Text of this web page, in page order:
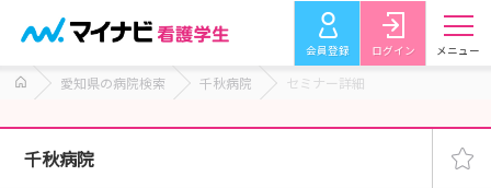
会員登録 ログイン メニュー
愛知県の病院検索 千秋病院 セミナー詳細
千秋病院